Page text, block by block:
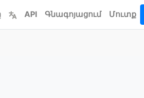
API Գնագոյացում Մուտք